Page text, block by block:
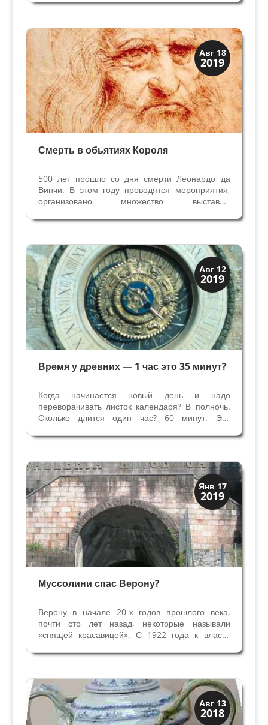
— иллюстрациях поэмы. И не только… Его
очень мы встречаем у...
Авг 18
2019
Загадки прошлого
История
Смерть в обьятиях Короля
500 лет прошло со дня смерти Леонардо да
Винчи. В этом году проводятся мероприятия,
организовано множество выставок,
художнику, скульптору, инженеру,
время. Даже вино, созданное по...
Авг 12
2019
Загадки прошлого
История
Время у древних — 1 час это 35 минут?
Когда начинается новый день и надо
переворачивать листок календаря? В полночь.
Сколько длится один час? 60 минут. Это
так было не всегда. Всего несколько столетий
дв длинный...
Янв 17
2019
XIX век до наших дней
Верона
Муссолини спас Верону?
Верону в начале 20-х годов прошлого века,
почти сто лет назад, некоторые называли
«спящей красавицей». С 1922 года к власти
выиграл Витторио Раффальди, практически
социалистов и едва выжившую...
Авг 13
2018
Загадки прошлого
История